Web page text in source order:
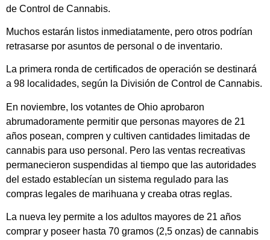
de Control de Cannabis.
Muchos estarán listos inmediatamente, pero otros podrían
retrasarse por asuntos de personal o de inventario.
La primera ronda de certificados de operación se destinará
a 98 localidades, según la División de Control de Cannabis.
En noviembre, los votantes de Ohio aprobaron
abrumadoramente permitir que personas mayores de 21
años posean, compren y cultiven cantidades limitadas de
cannabis para uso personal. Pero las ventas recreativas
permanecieron suspendidas al tiempo que las autoridades
del estado establecían un sistema regulado para las
compras legales de marihuana y creaba otras reglas.
La nueva ley permite a los adultos mayores de 21 años
comprar y poseer hasta 70 gramos (2,5 onzas) de cannabis